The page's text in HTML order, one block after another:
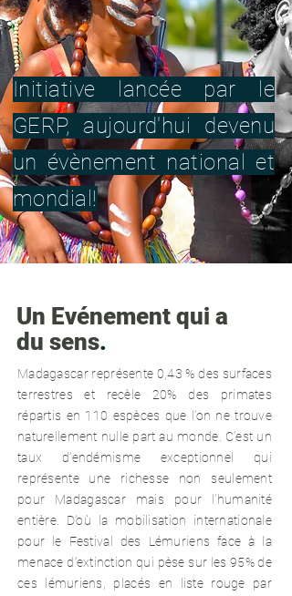
Initiative lancée par le
GERP, aujourd'hui devenu
un évènement national et
mondial!
Un Evénement qui a
du sens.
Madagascar représente 0,43 % des surfaces
terrestres et recèle 20% des primates
répartis en 110 espèces que l’on ne trouve
naturellement nulle part au monde. C’est un
taux d’endémisme exceptionnel qui
représente une richesse non seulement
pour Madagascar mais pour l’humanité
entière. D’où la mobilisation internationale
pour le Festival des Lémuriens face à la
menace d’extinction qui pèse sur les 95% de
ces lémuriens, placés en liste rouge par